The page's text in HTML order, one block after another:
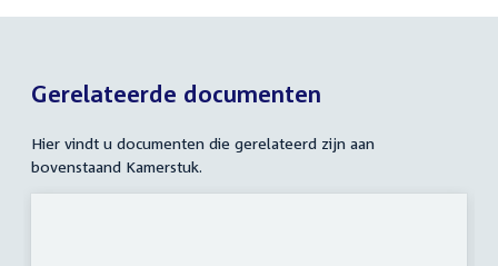
Gerelateerde documenten
Hier vindt u documenten die gerelateerd zijn aan
bovenstaand Kamerstuk.